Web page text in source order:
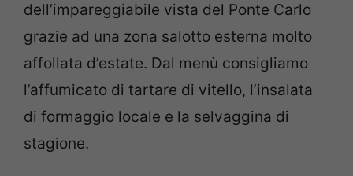
dell’impareggiabile vista del Ponte Carlo
grazie ad una zona salotto esterna molto
affollata d’estate. Dal menù consigliamo
l’affumicato di tartare di vitello, l’insalata
di formaggio locale e la selvaggina di
stagione.